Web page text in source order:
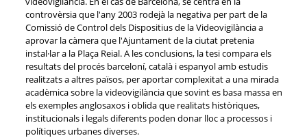
controvèrsia que l'any 2003 rodejà la negativa per part de la
Comissió de Control dels Dispositius de la Videovigilància a
aprovar la càmera que l'Ajuntament de la ciutat pretenia
instal·lar a la Plaça Reial. A les conclusions, la tesi compara els
resultats del procés barceloní, català i espanyol amb estudis
realitzats a altres països, per aportar complexitat a una mirada
acadèmica sobre la videovigilància que sovint es basa massa en
els exemples anglosaxos i oblida que realitats històriques,
institucionals i legals diferents poden donar lloc a processos i
polítiques urbanes diverses.